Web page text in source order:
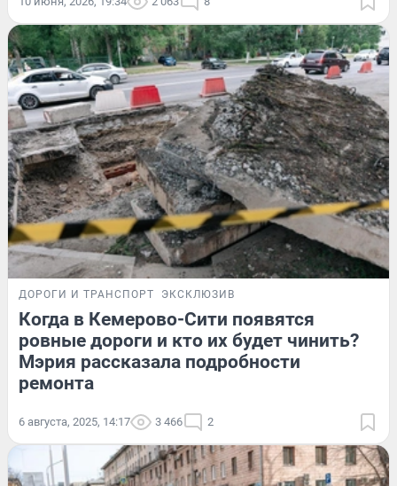
ДОРОГИ И ТРАНСПОРТ ЭКСКЛЮЗИВ
Когда в Кемерово-Сити появятся
ровные дороги и кто их будет чинить?
Мэрия рассказала подробности
ремонта
6 августа, 2025, 14:17 3 466 2